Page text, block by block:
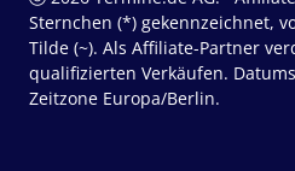
Sternchen (*) gekennzeichnet,
Tilde (~). Als Affiliate-Partner
qualifizierten Verkäufen.
Zeitzone Europa/Berlin.